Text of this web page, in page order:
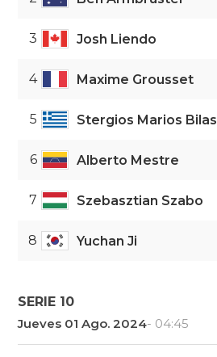
3 Josh Liendo
4 Maxime Grousset
5 Stergios Marios Bilas
6 Alberto Mestre
7 Szebasztian Szabo
8 Yuchan Ji
SERIE 10
Jueves 01 Ago. 2024- 04:45